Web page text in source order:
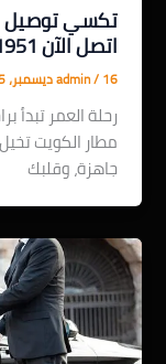
اتصل الآن 50101951
admin/16 ديسمبر، 2025
رحلة العمر تبدأ
مطار الكويت
جاهزة، وقلبك